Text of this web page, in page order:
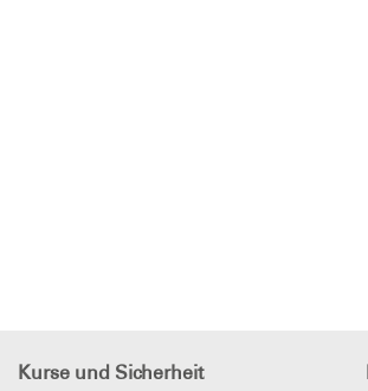
Kurse und Sicherheit